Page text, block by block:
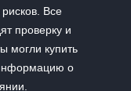
Все
проверку и
могли купить
о